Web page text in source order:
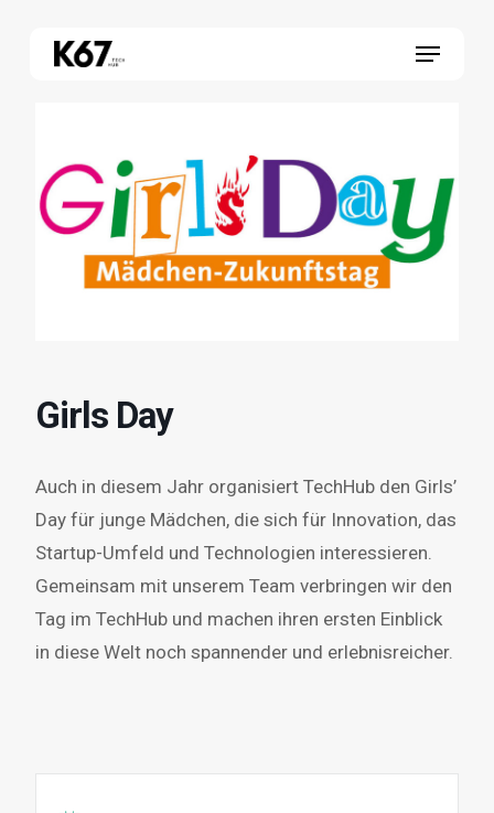
Menu
Girls Day
Auch in diesem Jahr organisiert TechHub den Girls’
Day für junge Mädchen, die sich für Innovation, das
Startup-Umfeld und Technologien interessieren.
Gemeinsam mit unserem Team verbringen wir den
Tag im TechHub und machen ihren ersten Einblick
in diese Welt noch spannender und erlebnisreicher.